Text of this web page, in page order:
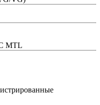
MTL